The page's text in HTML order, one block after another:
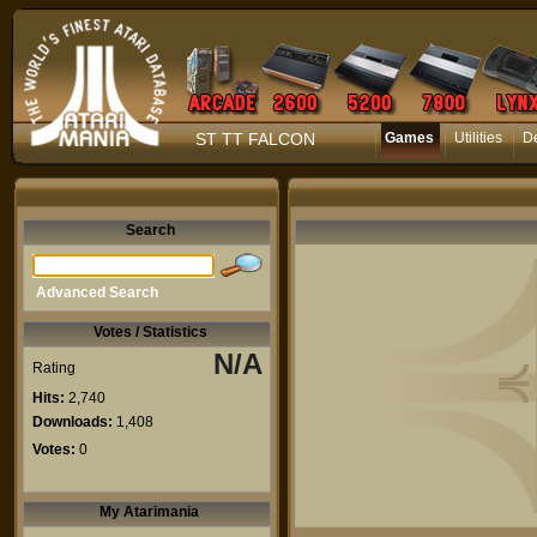
ST TT FALCON Games Utilities
Search
Advanced Search
Votes / Statistics
Rating N/A
Hits: 2,740
Downloads: 1,408
Votes: 0
My Atarimania